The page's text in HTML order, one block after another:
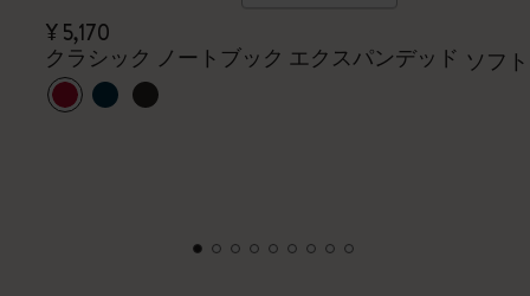
¥ 5,170
クラシック ノートブック エクスパンデッド ソフ